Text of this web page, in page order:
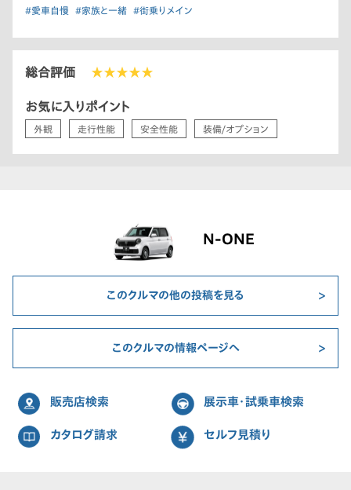
#愛車自慢 #家族と一緒 #街乗りメイン
総合評価 ★★★★★
お気に入りポイント
外観 走行性能 安全性能 装備/オプション
N-ONE
このクルマの他の投稿を見る
このクルマの情報ページへ
販売店検索 展示車・試乗車検索
カタログ請求 セルフ見積り